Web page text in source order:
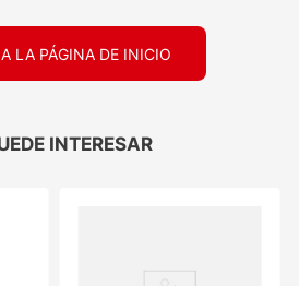
LA PÁGINA DE INICIO
INTERESAR